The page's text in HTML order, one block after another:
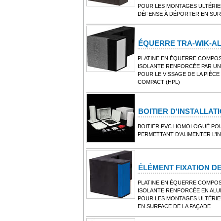
POUR LES MONTAGES
DÉFENSE À DÉPORTER EN
ÉQUERRE TRA-WIK-
PLATINE EN ÉQUERRE
ISOLANTE RENFORCÉE PAR
POUR LE VISSAGE DE LA
COMPACT (HPL)
BOITIER
BOITIER PVC HOMOLOGUÉ
PERMETTANT D’ALIMENTER
ÉLÉMENT FIXATION
PLATINE EN ÉQUERRE
ISOLANTE RENFORCÉE EN
POUR LES MONTAGES
EN SURFACE DE LA FAÇADE